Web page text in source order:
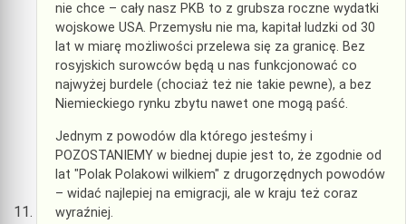
nie chce – cały nasz PKB to z grubsza roczne wydatki
wojskowe USA. Przemysłu nie ma, kapitał ludzki od 30
lat w miarę możliwości przelewa się za granicę. Bez
rosyjskich surowców będą u nas funkcjonować co
najwyżej burdele (chociaż też nie takie pewne), a bez
Niemieckiego rynku zbytu nawet one mogą paść.
Jednym z powodów dla którego jesteśmy i
POZOSTANIEMY w biednej dupie jest to, że zgodnie od
lat "Polak Polakowi wilkiem" z drugorzędnych powodów
– widać najlepiej na emigracji, ale w kraju też coraz
wyraźniej.